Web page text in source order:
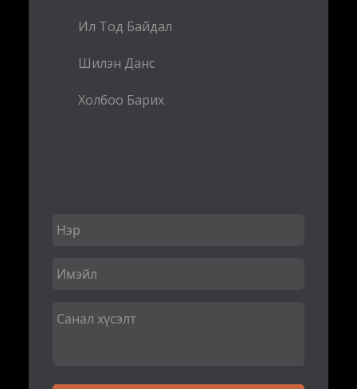
Ил Тод Байдал
Шилэн Данс
Холбоо Барих